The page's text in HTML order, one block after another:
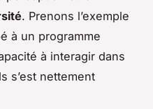
. Prenons l’exemple
à un programme
à interagir dans
s’est nettement